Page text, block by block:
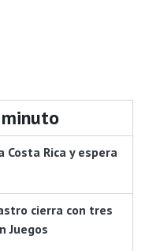
Costa Rica y espera
cierra con tres
Juegos